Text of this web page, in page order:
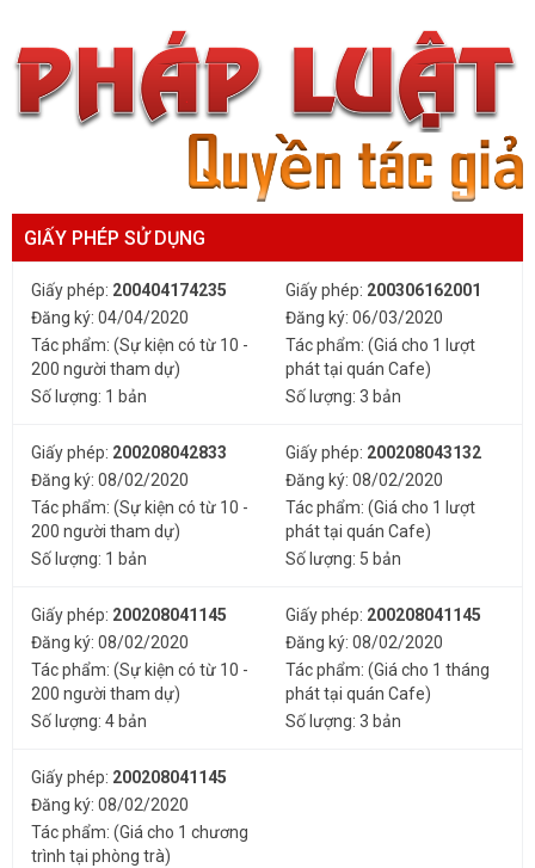
GIẤY PHÉP SỬ DỤNG
Giấy phép: 200404174235
Đăng ký: 04/04/2020
Tác phẩm: (Sự kiện có từ 10 -
200 người tham dự)
Số lượng: 1 bản
Giấy phép: 200306162001
Đăng ký: 06/03/2020
Tác phẩm: (Giá cho 1 lượt
phát tại quán Cafe)
Số lượng: 3 bản
Giấy phép: 200208042833
Đăng ký: 08/02/2020
Tác phẩm: (Sự kiện có từ 10 -
200 người tham dự)
Số lượng: 1 bản
Giấy phép: 200208043132
Đăng ký: 08/02/2020
Tác phẩm: (Giá cho 1 lượt
phát tại quán Cafe)
Số lượng: 5 bản
Giấy phép: 200208041145
Đăng ký: 08/02/2020
Tác phẩm: (Sự kiện có từ 10 -
200 người tham dự)
Số lượng: 4 bản
Giấy phép: 200208041145
Đăng ký: 08/02/2020
Tác phẩm: (Giá cho 1 tháng
phát tại quán Cafe)
Số lượng: 3 bản
Giấy phép: 200208041145
Đăng ký: 08/02/2020
Tác phẩm: (Giá cho 1 chương
trình tại phòng trà)